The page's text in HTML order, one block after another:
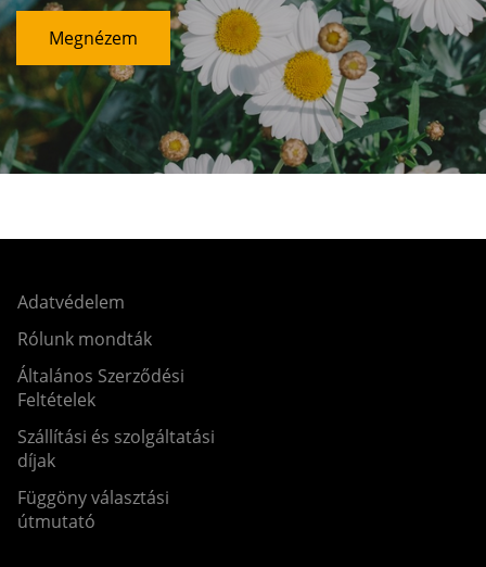
Megnézem
Adatvédelem
Rólunk mondták
Általános Szerződési
Feltételek
Szállítási és szolgáltatási
díjak
Függöny választási
útmutató